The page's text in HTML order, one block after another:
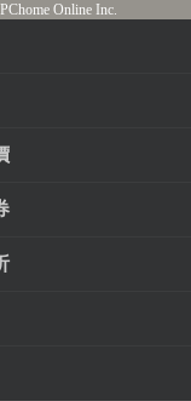
Online Inc.